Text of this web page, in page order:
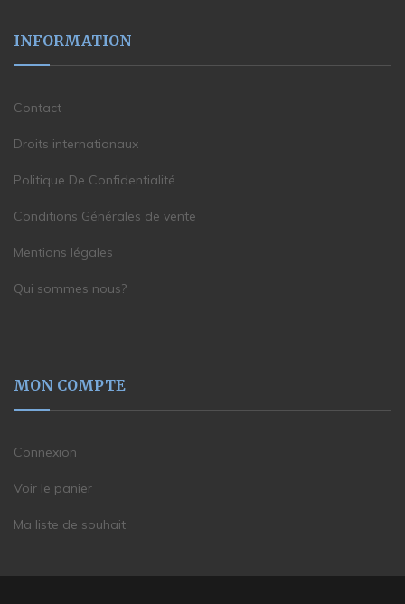
INFORMATION
Contact
Droits internationaux
Politique De Confidentialité
Conditions Générales de vente
Mentions légales
Qui sommes nous?
MON COMPTE
Connexion
Voir le panier
Ma liste de souhait